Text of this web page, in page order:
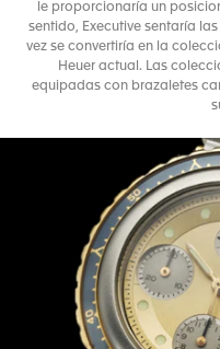
le proporcionaría un
sentido, Executive sentaría
vez se convertiría en la
Heuer actual. Las
equipadas con brazaletes